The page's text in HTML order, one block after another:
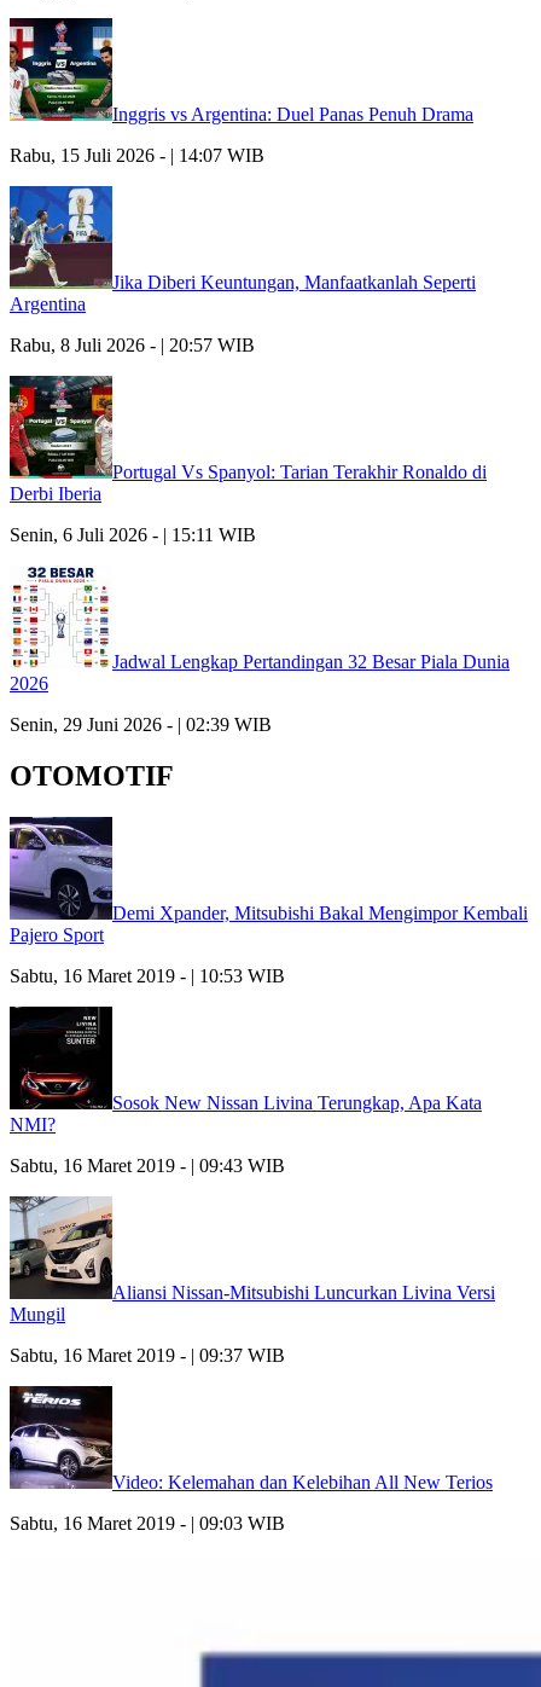
Inggris vs Argentina: Duel Panas Penuh Drama
Rabu, 15 Juli 2026 - | 14:07 WIB
Jika Diberi Keuntungan, Manfaatkanlah Seperti
Argentina
Rabu, 8 Juli 2026 - | 20:57 WIB
Portugal Vs Spanyol: Tarian Terakhir Ronaldo di
Derbi Iberia
Senin, 6 Juli 2026 - | 15:11 WIB
Jadwal Lengkap Pertandingan 32 Besar Piala Dunia
2026
Senin, 29 Juni 2026 - | 02:39 WIB
OTOMOTIF
Demi Xpander, Mitsubishi Bakal Mengimpor Kembali
Pajero Sport
Sabtu, 16 Maret 2019 - | 10:53 WIB
Sosok New Nissan Livina Terungkap, Apa Kata
NMI?
Sabtu, 16 Maret 2019 - | 09:43 WIB
Aliansi Nissan-Mitsubishi Luncurkan Livina Versi
Mungil
Sabtu, 16 Maret 2019 - | 09:37 WIB
Video: Kelemahan dan Kelebihan All New Terios
Sabtu, 16 Maret 2019 - | 09:03 WIB